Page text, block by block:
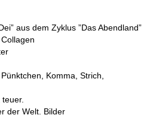
aus dem Zyklus ”Das Abendland”
Komma, Strich,
der Welt. Bilder